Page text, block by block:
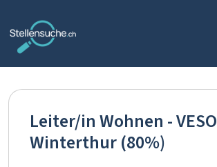
Leiter/in Wohnen - VESO
Winterthur (80%)